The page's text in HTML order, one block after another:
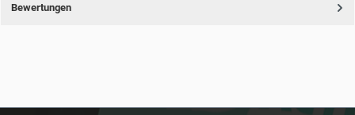
Bewertungen